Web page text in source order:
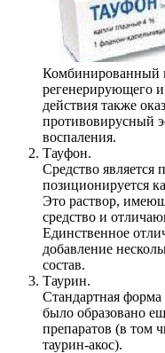
Комбинированный
регенерирующего
действия также
противовирусный
воспаления.
Тауфон.
Средство является
позиционируется
Это раствор,
средство и
Единственное
добавление
состав.
Таурин.
Стандартная форма
было образовано
препаратов (в том
таурин-акос).